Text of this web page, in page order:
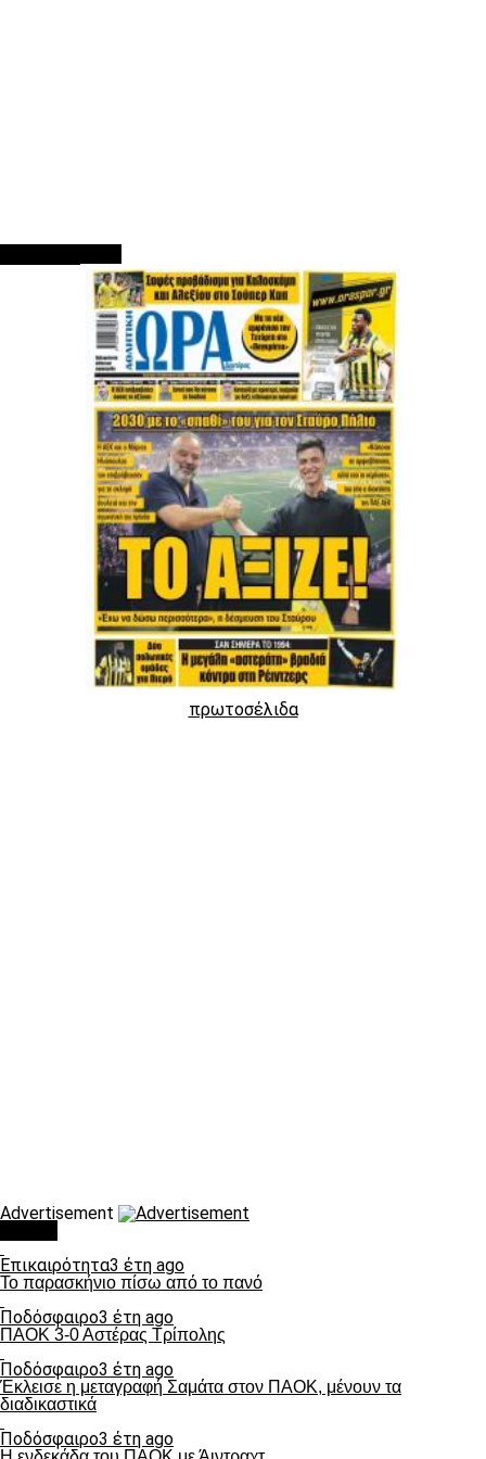
πρωτοσέλιδα
Advertisement
Επικαιρότητα3 έτη ago
Το παρασκήνιο πίσω από το πανό
Ποδόσφαιρο3 έτη ago
ΠΑΟΚ 3-0 Αστέρας Τρίπολης
Ποδόσφαιρο3 έτη ago
Έκλεισε η μεταγραφή Σαμάτα στον ΠΑΟΚ, μένουν τα
διαδικαστικά
Ποδόσφαιρο3 έτη ago